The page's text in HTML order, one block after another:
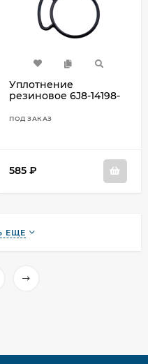
Уплотнение
резиновое 6J8-14198-
ПОД ЗАКАЗ
585 ₽
ЕЩЕ